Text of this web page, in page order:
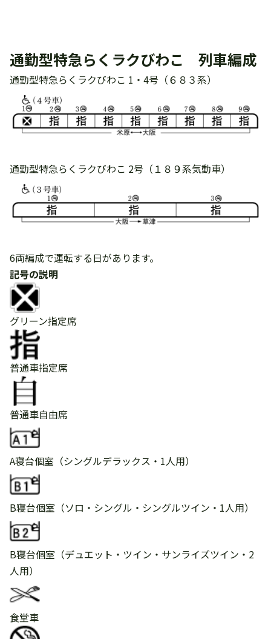
通勤型特急らくラクびわこ 列車編成
通勤型特急らくラクびわこ 1・4号（６８３系）
通勤型特急らくラクびわこ 2号（１８９系気動車）
6両編成で運転する日があります。
記号の説明
グリーン指定席
普通車指定席
普通車自由席
A寝台個室 （シングルデラックス・1人用）
B寝台個室 （ソロ・シングル・シングルツイン・1人用）
B寝台個室 （デュエット・ツイン・サンライズツイン・2
人用）
食堂車